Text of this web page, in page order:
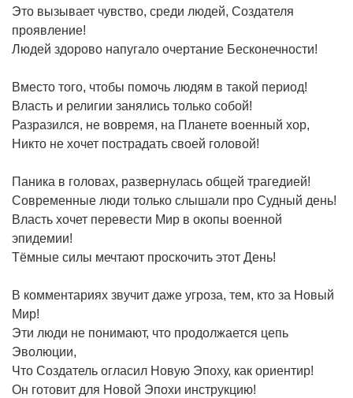
Это вызывает чувство, среди людей, Создателя
проявление!
Людей здорово напугало очертание Бесконечности!
Вместо того, чтобы помочь людям в такой период!
Власть и религии занялись только собой!
Разразился, не вовремя, на Планете военный хор,
Никто не хочет пострадать своей головой!
Паника в головах, развернулась общей трагедией!
Современные люди только слышали про Судный день!
Власть хочет перевести Мир в окопы военной
эпидемии!
Тёмные силы мечтают проскочить этот День!
В комментариях звучит даже угроза, тем, кто за Новый
Мир!
Эти люди не понимают, что продолжается цепь
Эволюции,
Что Создатель огласил Новую Эпоху, как ориентир!
Он готовит для Новой Эпохи инструкцию!